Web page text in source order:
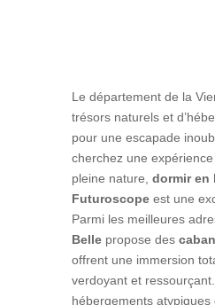
Le département de la
trésors naturels et
pour une escapade
cherchez une
pleine nature, dormir en
Futuroscopeest une
Parmi les meilleures
Bellepropose des
offrent une immersion
verdoyant et
hébergements atypiques